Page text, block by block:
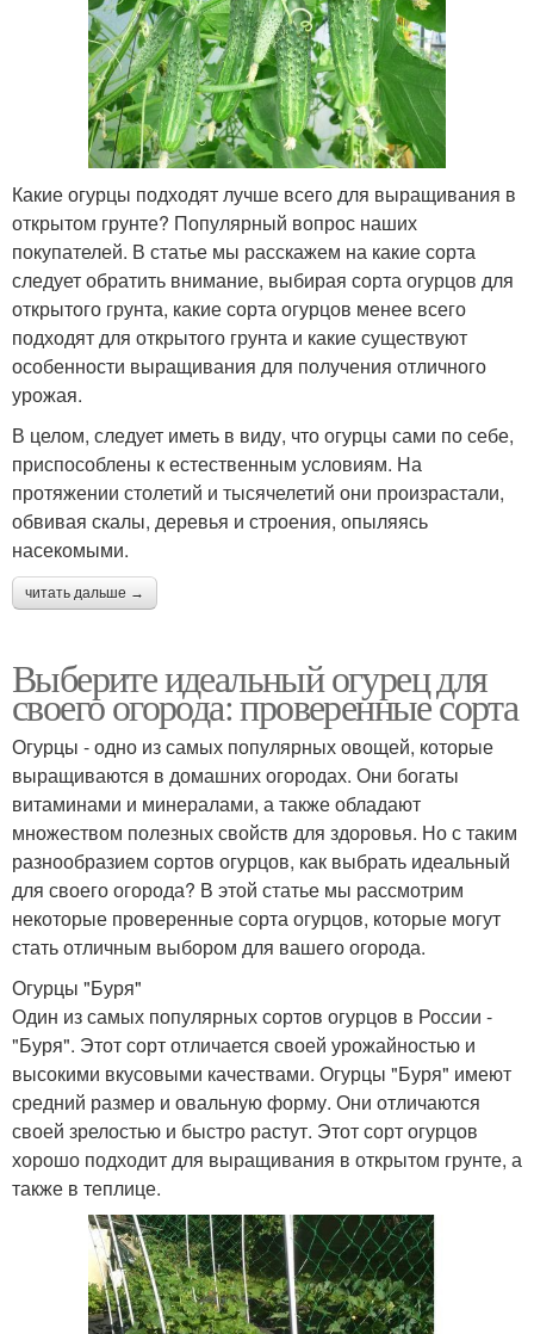
Какие огурцы подходят лучше всего для выращивания в
открытом грунте? Популярный вопрос наших
покупателей. В статье мы расскажем на какие сорта
следует обратить внимание, выбирая сорта огурцов для
открытого грунта, какие сорта огурцов менее всего
подходят для открытого грунта и какие существуют
особенности выращивания для получения отличного
урожая.
В целом, следует иметь в виду, что огурцы сами по себе,
приспособлены к естественным условиям. На
протяжении столетий и тысячелетий они произрастали,
обвивая скалы, деревья и строения, опыляясь
насекомыми.
читать дальше →
Выберите идеальный огурец для
своего огорода: проверенные сорта
Огурцы - одно из самых популярных овощей, которые
выращиваются в домашних огородах. Они богаты
витаминами и минералами, а также обладают
множеством полезных свойств для здоровья. Но с таким
разнообразием сортов огурцов, как выбрать идеальный
для своего огорода? В этой статье мы рассмотрим
некоторые проверенные сорта огурцов, которые могут
стать отличным выбором для вашего огорода.
Огурцы "Буря"
Один из самых популярных сортов огурцов в России -
"Буря". Этот сорт отличается своей урожайностью и
высокими вкусовыми качествами. Огурцы "Буря" имеют
средний размер и овальную форму. Они отличаются
своей зрелостью и быстро растут. Этот сорт огурцов
хорошо подходит для выращивания в открытом грунте, а
также в теплице.